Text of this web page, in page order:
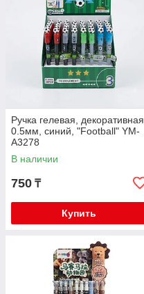
Ручка гелевая, декоративная
0.5мм, синий, "Football" YM-
A3278
В наличии
750 ₸
Купить